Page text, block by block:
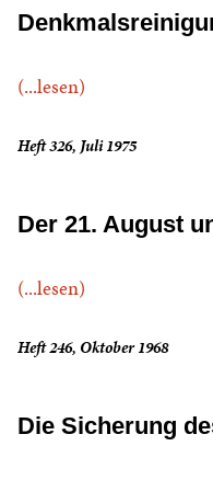
(...lesen)
Heft 326, Juli 1975
Der 21. August
(...lesen)
Heft 246, Oktober 1968
Die Sicherung